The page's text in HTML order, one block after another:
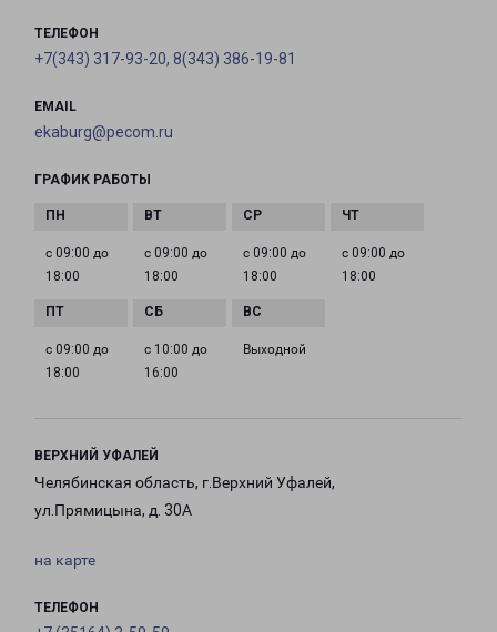
ТЕЛЕФОН
+7(343) 317-93-20, 8(343) 386-19-81
EMAIL
ekaburg@pecom.ru
ГРАФИК РАБОТЫ
с 09:00 до
18:00
с 09:00 до
18:00
с 09:00 до
18:00
с 09:00 до
18:00
с 09:00 до
18:00
с 10:00 до
16:00
Выходной
ВЕРХНИЙ УФАЛЕЙ
Челябинская область, г.Верхний Уфалей,
ул.Прямицына, д. 30А
на карте
ТЕЛЕФОН